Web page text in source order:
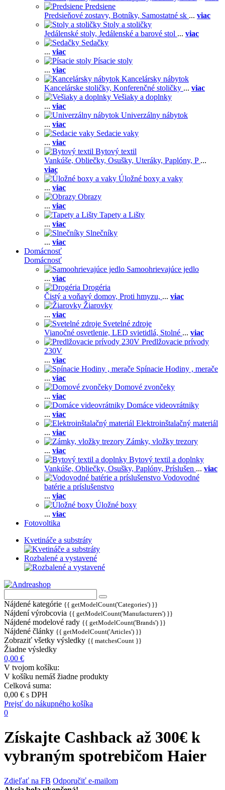
Predsiene
Predsieňové zostavy, Botníky, Samostatné sk ... viac
Stoly a stoličky
Jedálenské stoly, Jedálenské a barové stol ... viac
Sedačky
... viac
Písacie stoly
... viac
Kancelársky nábytok
Kancelárske stoličky, Konferenčné stoličky ... viac
Vešiaky a doplnky
... viac
Univerzálny nábytok
... viac
Sedacie vaky
... viac
Bytový textil
Vankúše, Obliečky, Osušky, Uteráky, Paplóny, P ...
viac
Úložné boxy a vaky
... viac
Obrazy
... viac
Tapety a Lišty
... viac
Slnečníky
... viac
Domácnosť
Domácnosť
Samoohrievajúce jedlo
... viac
Drogéria
Čistý a voňavý domov, Proti hmyzu, ... viac
Žiarovky
... viac
Svetelné zdroje
Vianočné osvetlenie, LED svietidlá, Stolné ... viac
Predlžovacie prívody
230V
... viac
Spínacie Hodiny , merače
... viac
Domové zvončeky
... viac
Domáce videovrátniky
... viac
Elektroinštalačný materiál
... viac
Zámky, vložky trezory
... viac
Bytový textil a doplnky
Vankúše, Obliečky, Osušky, Paplóny, Príslušen ... viac
Vodovodné
batérie a príslušenstvo
... viac
Úložné boxy
... viac
Fotovoltika
Kvetináče a substráty
Rozbalené a vystavené
Nájdené kategórie {{ getModelCount('Categories') }}
Nájdení výrobcovia {{ getModelCount('Manufacturers') }}
Nájdené modelové rady {{ getModelCount('Brands') }}
Nájdené články {{ getModelCount('Articles') }}
Zobraziť všetky výsledky {{ matchesCount }}
Žiadne výsledky
0,00 €
V tvojom košíku:
V košíku nemáš žiadne produkty
Celková suma:
0,00 € s DPH
Prejsť do nákupného košíka
0
Získajte Cashback až 300€ k
vybraným spotrebičom Haier
Zdieľať na FB Odporučiť e-mailom